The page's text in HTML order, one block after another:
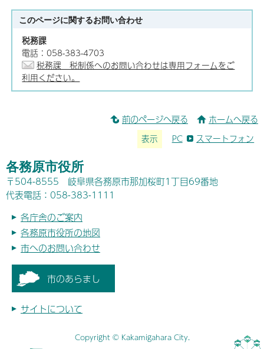
このページに関するお問い合わせ
税務課
電話：058-383-4703
税務課 税制係へのお問い合わせは専用フォームをご
利用ください。
前のページへ戻る ホームへ戻る
表示 PC スマートフォン
各務原市役所
〒504-8555 岐阜県各務原市那加桜町1丁目69番地
代表電話：058-383-1111
各庁舎のご案内
各務原市役所の地図
市へのお問い合わせ
市のあらまし
サイトについて
Copyright © Kakamigahara City.